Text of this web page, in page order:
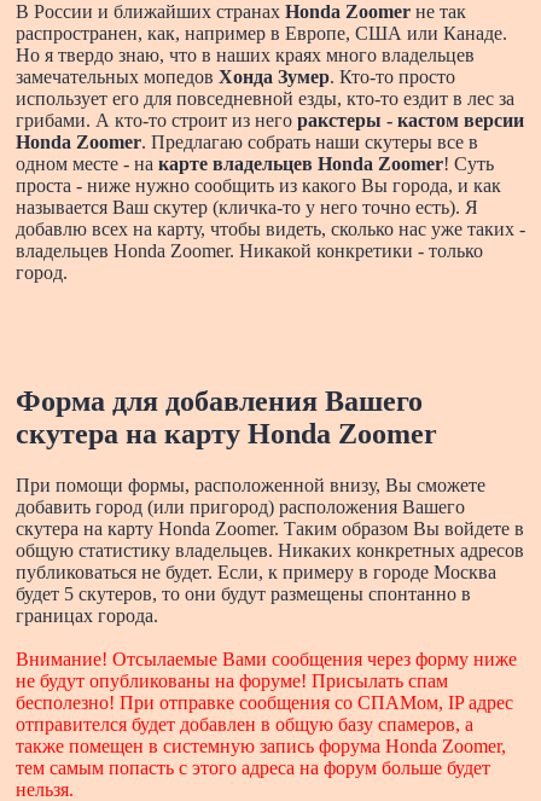
В России и ближайших странах Honda Zoomer не так
распространен, как, например в Европе, США или Канаде.
Но я твердо знаю, что в наших краях много владельцев
замечательных мопедов Хонда Зумер. Кто-то просто
использует его для повседневной езды, кто-то ездит в лес за
грибами. А кто-то строит из него ракстеры - кастом версии
Honda Zoomer. Предлагаю собрать наши скутеры все в
одном месте - на карте владельцев Honda Zoomer! Суть
проста - ниже нужно сообщить из какого Вы города, и как
называется Ваш скутер (кличка-то у него точно есть). Я
добавлю всех на карту, чтобы видеть, сколько нас уже таких -
владельцев Honda Zoomer. Никакой конкретики - только
город.
Форма для добавления Вашего
скутера на карту Honda Zoomer
При помощи формы, расположенной внизу, Вы сможете
добавить город (или пригород) расположения Вашего
скутера на карту Honda Zoomer. Таким образом Вы войдете в
общую статистику владельцев. Никаких конкретных адресов
публиковаться не будет. Если, к примеру в городе Москва
будет 5 скутеров, то они будут размещены спонтанно в
границах города.
Внимание! Отсылаемые Вами сообщения через форму ниже
не будут опубликованы на форуме! Присылать спам
бесполезно! При отправке сообщения со СПАМом, IP адрес
отправителся будет добавлен в общую базу спамеров, а
также помещен в системную запись форума Honda Zoomer,
тем самым попасть с этого адреса на форум больше будет
нельзя.